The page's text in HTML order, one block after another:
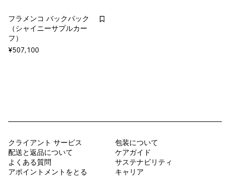
フラメンコ バックパック
（シャイニーサプルカー
フ）
¥507,100
クライアント サービス
配送と返品について
よくある質問
アポイントメントをとる
包装について
ケアガイド
サステナビリティ
キャリア